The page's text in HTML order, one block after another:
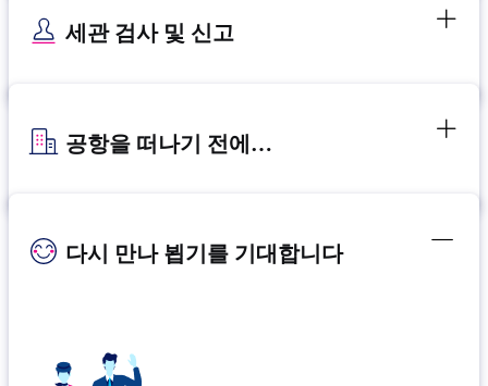
세관 검사 및 신고
공항을 떠나기 전에…
다시 만나 뵙기를 기대합니다